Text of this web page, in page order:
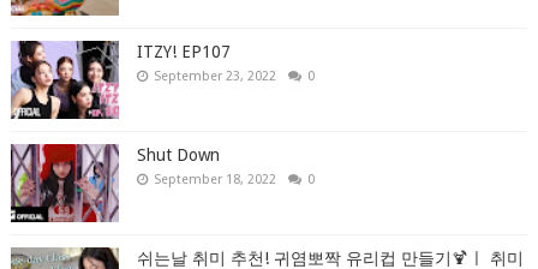
ITZY! EP107
September 23, 2022 0
Shut Down
September 18, 2022 0
쉬는날 취미 추천! 귀염뽀짝 유리컵 만들기🍹ㅣ 취미